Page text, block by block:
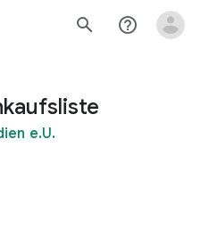
search help_outline
e.U.